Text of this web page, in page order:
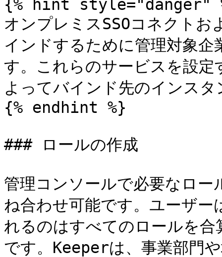
{% hint style="danger"
オンプレミスSSOコネクト
インドするために管理対象
す。これらのサービスを設
よってバインド先のインス
{% endhint %}
### ロールの作成
管理コンソールで必要なロ
ね合わせ可能です。ユーザ
れるのはすべてのロールを
です。Keeperは、事業部門